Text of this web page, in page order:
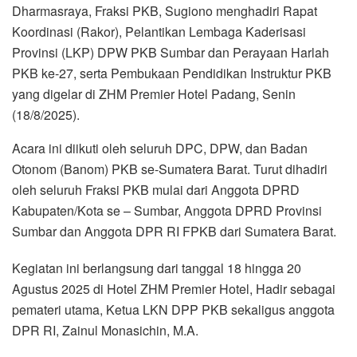
Dharmasraya, Fraksi PKB, Sugiono menghadiri Rapat
Koordinasi (Rakor), Pelantikan Lembaga Kaderisasi
Provinsi (LKP) DPW PKB Sumbar dan Perayaan Harlah
PKB ke-27, serta Pembukaan Pendidikan Instruktur PKB
yang digelar di ZHM Premier Hotel Padang, Senin
(18/8/2025).
Acara ini diikuti oleh seluruh DPC, DPW, dan Badan
Otonom (Banom) PKB se-Sumatera Barat. Turut dihadiri
oleh seluruh Fraksi PKB mulai dari Anggota DPRD
Kabupaten/Kota se – Sumbar, Anggota DPRD Provinsi
Sumbar dan Anggota DPR RI FPKB dari Sumatera Barat.
Kegiatan ini berlangsung dari tanggal 18 hingga 20
Agustus 2025 di Hotel ZHM Premier Hotel, Hadir sebagai
pemateri utama, Ketua LKN DPP PKB sekaligus anggota
DPR RI, Zainul Monasichin, M.A.